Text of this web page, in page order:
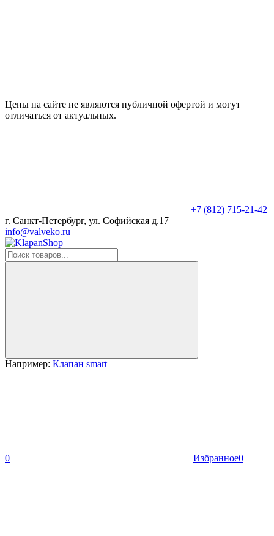
Цены на сайте не являются публичной офертой и могут
отличаться от актуальных.
+7 (812) 715-21-42
г. Санкт-Петербург, ул. Софийская д.17
info@valveko.ru
Например: Клапан smart
0 Избранное0